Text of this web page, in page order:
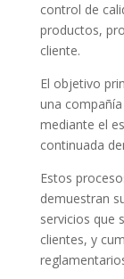
control de
productos,
cliente.
El objetivo
una
mediante el
continuada
Estos
demuestran
servicios que
clientes, y